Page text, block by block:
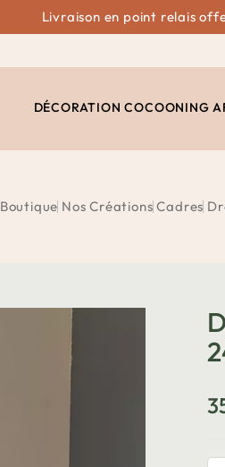
Livraison en point relais
DÉCORATION COCOONING
Boutique Nos Créations Cadres